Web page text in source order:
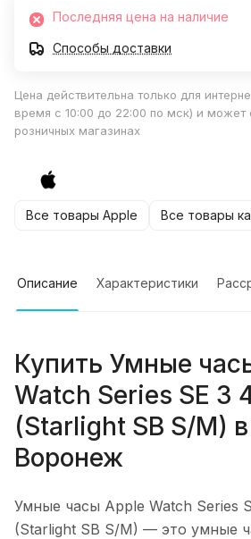
Последняя цена на наличие
Способы доставки
Цена действительна только для
время с 10:00 до 22:00 по мск) и может
розничных магазинах
Все товары Apple Все товары
Описание Характеристики
Купить Умные
Watch Series SE 3
(Starlight SB S/M)
Воронеж
Умные часы Apple Watch Series
(Starlight SB S/M) — это умные